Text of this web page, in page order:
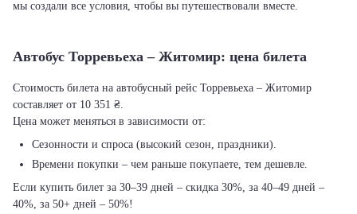
мы создали все условия, чтобы вы путешествовали вместе.
Автобус Торревьеха – Житомир: цена билета
Стоимость билета на автобусный рейс Торревьеха – Житомир
составляет от 10 351 ₴.
Цена может меняться в зависимости от:
Сезонности и спроса (высокий сезон, праздники).
Времени покупки – чем раньше покупаете, тем дешевле.
Если купить билет за 30–39 дней – скидка 30%, за 40–49 дней –
40%, за 50+ дней – 50%!